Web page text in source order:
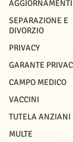
AGGIORNAMENTI
SEPARAZIONE E
DIVORZIO
PRIVACY
GARANTE
CAMPO MEDICO
VACCINI
TUTELA ANZIANI
MULTE